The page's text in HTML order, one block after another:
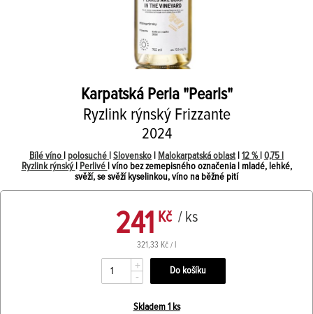
Karpatská Perla"Pearls"
Ryzlink rýnský Frizzante
2024
Bílé víno polosuché Slovensko Malokarpatská oblast 12 % 0,75 l
Ryzlink rýnský
Perlivé
| víno bez zemepisného označenia | mladé, lehké,
svěží, se svěží kyselinkou, víno na běžné pití
241 Kč / ks
321,33 Kč / l
+
-
Skladem 1 ks